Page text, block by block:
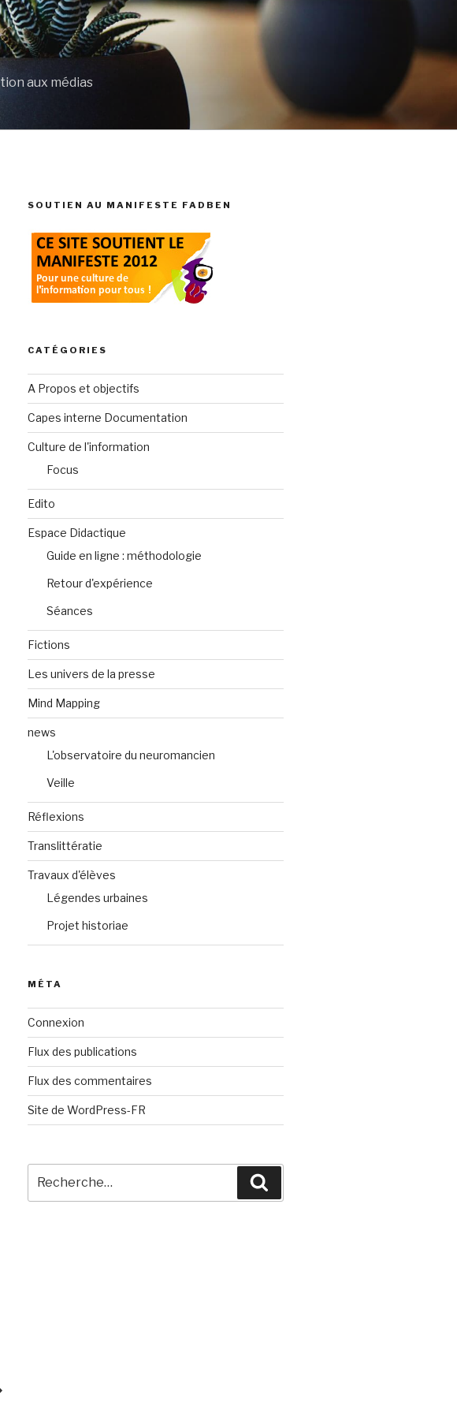
aux médias
SOUTIEN AU MANIFESTE FADBEN
CATÉGORIES
A Propos et objectifs
Capes interne Documentation
Culture de l'information
Focus
Edito
Espace Didactique
Guide en ligne : méthodologie
Retour d'expérience
Séances
Fictions
Les univers de la presse
Mind Mapping
news
L'observatoire du neuromancien
Veille
Réflexions
Translittératie
Travaux d'élèves
Légendes urbaines
Projet historiae
MÉTA
Connexion
Flux des publications
Flux des commentaires
Site de WordPress-FR
pour
: